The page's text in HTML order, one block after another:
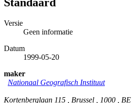
Versie
Geen informatie
Datum
1999-05-20
maker
Nationaal Geografisch Instituut
Kortenberglaan 115 , Brussel , 1000 , BE